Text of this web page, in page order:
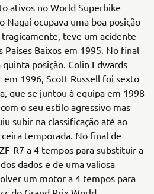
ativos no World Superbike
Nagai ocupava uma boa posição
teve um acidente
Baixos em 1995. No final
posição. Colin Edwards
1996, Scott Russell foi sexto
que se juntou à equipa em 1998
o seu estilo agressivo mas
subir na classificação até ao
temporada. No final de
R7 a 4 tempos para substituir a
dados e de uma valiosa
um motor a 4 tempos para